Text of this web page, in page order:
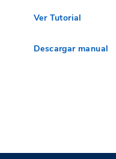
Ver Tutorial
Descargar manual